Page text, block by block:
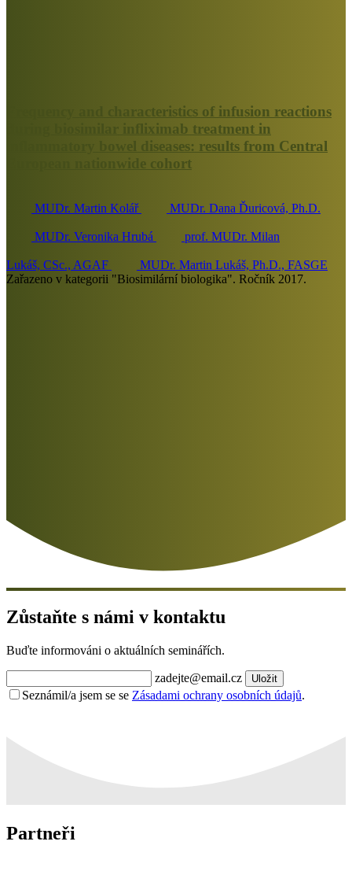
Frequency and characteristics of infusion reactions
during biosimilar infliximab treatment in
inflammatory bowel diseases: results from Central
European nationwide cohort
MUDr. Martin Kolář MUDr. Dana Ďuricová, Ph.D.
MUDr. Veronika Hrubá prof. MUDr. Milan
Lukáš, CSc., AGAF
MUDr. Martin Lukáš, Ph.D., FASGE
Zařazeno v kategorii "Biosimilární biologika". Ročník 2017.
Zůstaňte s námi v kontaktu
Buďte informováni o aktuálních seminářích.
zadejte@email.cz Uložit
Seznámil/a jsem se se Zásadami ochrany osobních údajů.
Partneři